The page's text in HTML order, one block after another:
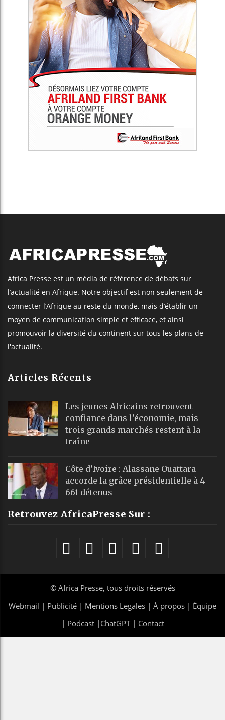
Africa Presse est un média de référence de débats sur
l’actualité en Afrique. Notre objectif est non seulement de
connecter l’Afrique au reste du monde, mais d’établir un
moyen de communication simple et efficace, et ainsi
promouvoir la diversité du continent sur tous les plans de
l'actualité.
Articles Récents
Les jeunes Africains retrouvent
confiance dans l’économie, mais
trois grands marchés restent à la
traîne
Côte d’Ivoire : Alassane Ouattara
accorde la grâce présidentielle à 4
661 détenus
Retrouvez AfricaPresse Sur :
© Africa Presse, tous droits réservés
Webmail | Publicité | Mentions Legales | À propos | Équipe
| Podcast| ChatGPT| Contact